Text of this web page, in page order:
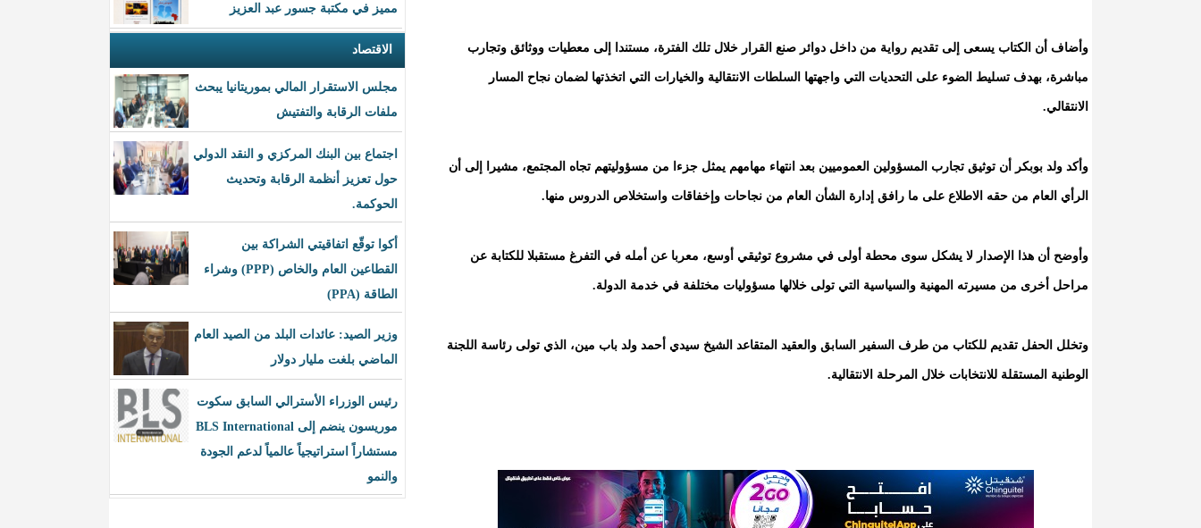
مميز في مكتبة جسور عبد العزيز
الاقتصاد
مجلس الاستقرار المالي بموريتانيا يبحث
ملفات الرقابة والتفتيش
اجتماع بين البنك المركزي و النقد الدولي
حول تعزيز أنظمة الرقابة وتحديث
الحوكمة.
أكوا توقّع اتفاقيتي الشراكة بين
القطاعين العام والخاص (PPP) وشراء
الطاقة (PPA)
وزير الصيد: عائدات البلد من الصيد العام
الماضي بلغت مليار دولار
رئيس الوزراء الأسترالي السابق سكوت
موريسون ينضم إلى BLS International
مستشاراً استراتيجياً عالمياً لدعم الجودة
والنمو
وأضاف أن الكتاب يسعى إلى تقديم رواية من داخل دوائر صنع القرار خلال تلك الفترة، مستندا إلى معطيات ووثائق وتجارب
مباشرة، بهدف تسليط الضوء على التحديات التي واجهتها السلطات الانتقالية والخيارات التي اتخذتها لضمان نجاح المسار
الانتقالي.
وأكد ولد بوبكر أن توثيق تجارب المسؤولين العموميين بعد انتهاء مهامهم يمثل جزءا من مسؤوليتهم تجاه المجتمع، مشيرا إلى أن
الرأي العام من حقه الاطلاع على ما رافق إدارة الشأن العام من نجاحات وإخفاقات واستخلاص الدروس منها.
وأوضح أن هذا الإصدار لا يشكل سوى محطة أولى في مشروع توثيقي أوسع، معربا عن أمله في التفرغ مستقبلا للكتابة عن
مراحل أخرى من مسيرته المهنية والسياسية التي تولى خلالها مسؤوليات مختلفة في خدمة الدولة.
وتخلل الحفل تقديم للكتاب من طرف السفير السابق والعقيد المتقاعد الشيخ سيدي أحمد ولد باب مين، الذي تولى رئاسة اللجنة
الوطنية المستقلة للانتخابات خلال المرحلة الانتقالية.